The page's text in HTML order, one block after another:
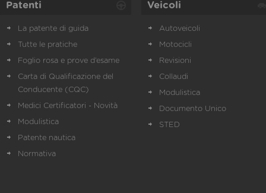
Patenti
La patente di guida
Tutte le pratiche
Foglio rosa e prove d’esame
Carta di Qualificazione del
Conducente (CQC)
Medici Certificatori - Novità
Modulistica
Patente nautica
Normativa
Veicoli
Autoveicoli
Motocicli
Revisioni
Collaudi
Modulistica
Documento Unico
STED